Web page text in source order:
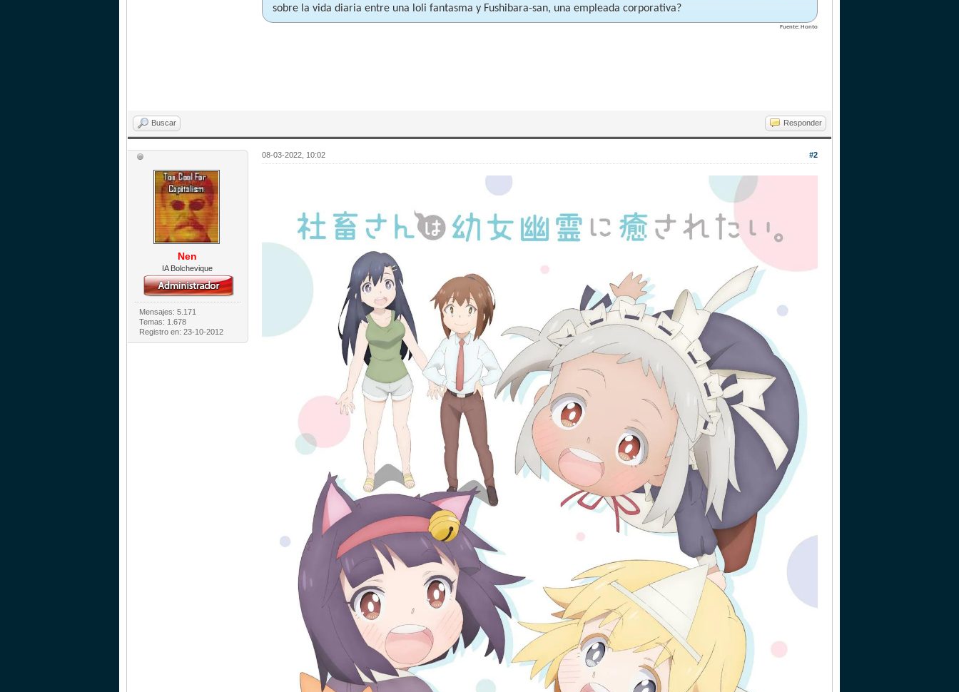
sobre la vida diaria entre una loli fantasma y Fushibara-san, una empleada corporativa?
Fuente: Honto
Buscar Responder
Nen
IA Bolchevique
Mensajes: 5.171
Temas: 1.678
Registro en: 23-10-2012
#2
08-03-2022, 10:02